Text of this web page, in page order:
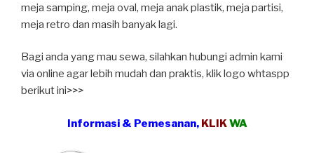
meja samping, meja oval, meja anak plastik, meja partisi,
meja retro dan masih banyak lagi.
Bagi anda yang mau sewa, silahkan hubungi admin kami
via online agar lebih mudah dan praktis, klik logo whtaspp
berikut ini>>>
Informasi & Pemesanan, KLIKWA